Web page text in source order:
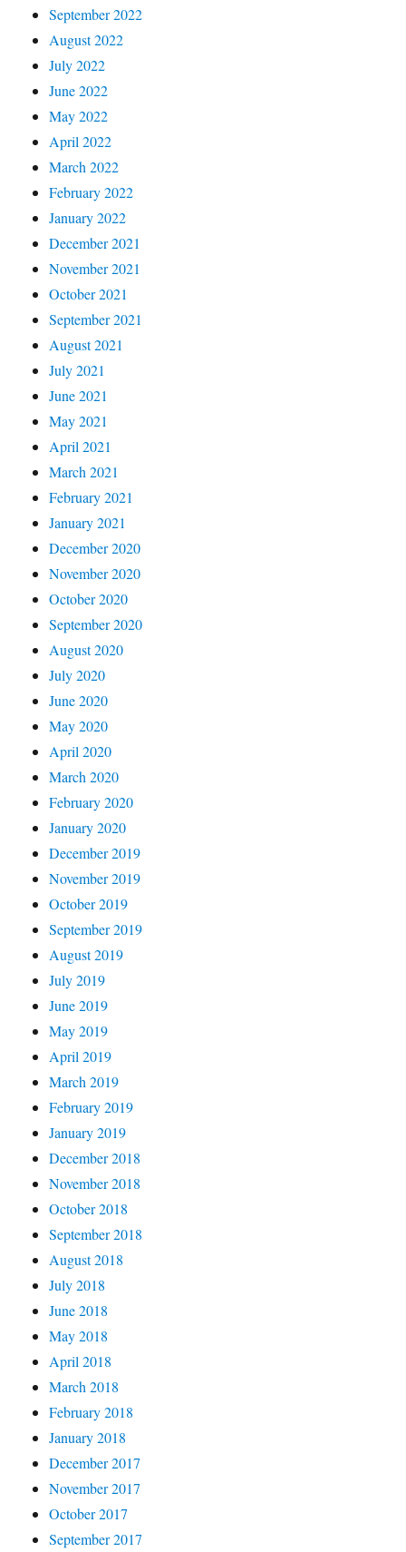
September 2022
August 2022
July 2022
June 2022
May 2022
April 2022
March 2022
February 2022
January 2022
December 2021
November 2021
October 2021
September 2021
August 2021
July 2021
June 2021
May 2021
April 2021
March 2021
February 2021
January 2021
December 2020
November 2020
October 2020
September 2020
August 2020
July 2020
June 2020
May 2020
April 2020
March 2020
February 2020
January 2020
December 2019
November 2019
October 2019
September 2019
August 2019
July 2019
June 2019
May 2019
April 2019
March 2019
February 2019
January 2019
December 2018
November 2018
October 2018
September 2018
August 2018
July 2018
June 2018
May 2018
April 2018
March 2018
February 2018
January 2018
December 2017
November 2017
October 2017
September 2017